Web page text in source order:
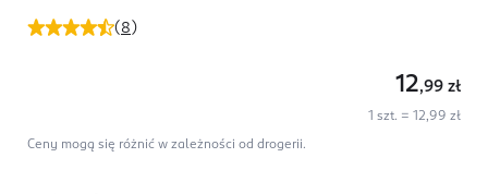
( 8 )
12,99 zł
1 szt. = 12,99 zł
Ceny mogą się różnić w zależności od drogerii.